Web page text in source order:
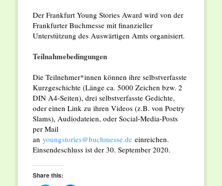
Der Frankfurt Young Stories Award wird von der
Frankfurter Buchmesse mit finanzieller
Unterstützung des Auswärtigen Amts organisiert.
Teilnahmebedingungen
Die Teilnehmer*innen können ihre selbstverfasste
Kurzgeschichte (Länge ca. 5000 Zeichen bzw. 2
DIN A4-Seiten), drei selbstverfasste Gedichte,
oder einen Link zu ihren Videos (z.B. von Poetry
Slams), Audiodateien, oder Social-Media-Posts
per Mail
an youngstories@buchmesse.deeinreichen.
Einsendeschluss ist der 30. September 2020.
Share this: